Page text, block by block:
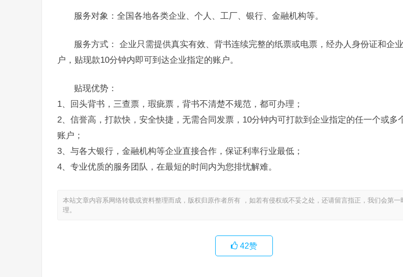
服务对象：全国各地各类企业、个人、工厂、银行、金融机构等。
服务方式： 企业只需提供真实有效、背书连续完整的纸票或电票，经办人身份证和企
户，贴现款10分钟内即可到达企业指定的账户。
贴现优势：
1、回头背书，三查票，瑕疵票，背书不清楚不规范，都可办理；
2、信誉高，打款快，安全快捷，无需合同发票，10分钟内可打款到企业指定的任一个或多
账户；
3、与各大银行，金融机构等企业直接合作，保证利率行业最低；
4、专业优质的服务团队，在最短的时间内为您排忧解难。
本站文章内容系网络转载或资料整理而成，版权归原作者所有 ，如若有侵权或不妥之处，还请留言指正，我们会第一
理。
42赞